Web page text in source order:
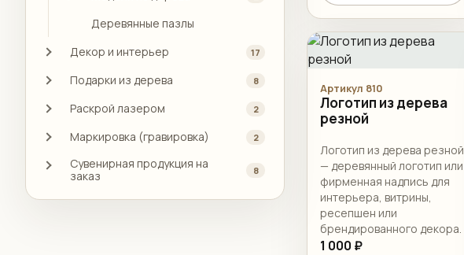
Деревянные пазлы
Декор и интерьер
17
Подарки из дерева 8
Раскрой лазером 2
Маркировка (гравировка) 2
Сувенирная продукция на
заказ
8
Артикул 810
Логотип из дерева
резной
Логотип из дерева резной
— деревянный логотип или
фирменная надпись для
интерьера, витрины,
ресепшен или
брендированного декора.
1 000 ₽